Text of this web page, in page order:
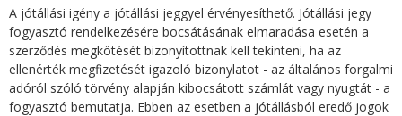
A jótállási igény a jótállási jeggyel érvényesíthető. Jótállási jegy
fogyasztó rendelkezésére bocsátásának elmaradása esetén a
szerződés megkötését bizonyítottnak kell tekinteni, ha az
ellenérték megfizetését igazoló bizonylatot - az általános forgalmi
adóról szóló törvény alapján kibocsátott számlát vagy nyugtát - a
fogyasztó bemutatja. Ebben az esetben a jótállásból eredő jogok